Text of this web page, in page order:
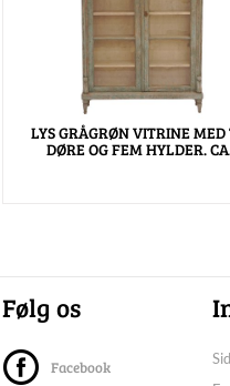
LYS GRÅGRØN VITRINE MED
DØRE OG FEM HYLDER.
Følg os
Facebook